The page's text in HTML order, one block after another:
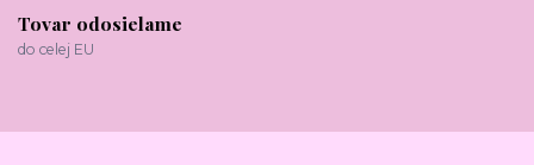
Tovar odosielame
do celej EU